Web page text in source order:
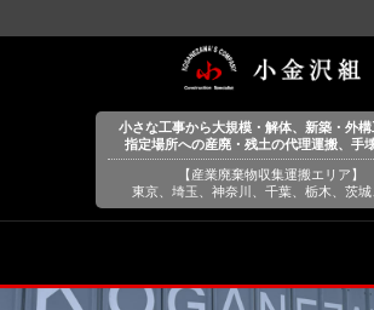
小さな工事から大規模・解体、新築・外
指定場所への産廃・残土の代理運搬、手
【産業廃棄物収集運搬エリア】
東京、埼玉、神奈川、千葉、栃木、茨城